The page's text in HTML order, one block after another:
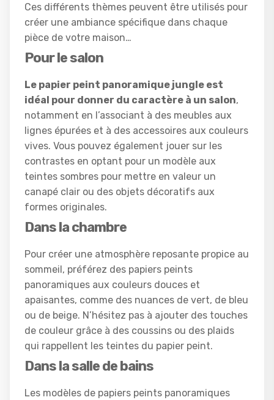
Ces différents thèmes peuvent être utilisés pour
créer une ambiance spécifique dans chaque
pièce de votre maison…
Pour le salon
Le papier peint panoramique jungle est
idéal pour donner du caractère à un salon,
notamment en l’associant à des meubles aux
lignes épurées et à des accessoires aux couleurs
vives. Vous pouvez également jouer sur les
contrastes en optant pour un modèle aux
teintes sombres pour mettre en valeur un
canapé clair ou des objets décoratifs aux
formes originales.
Dans la chambre
Pour créer une atmosphère reposante propice au
sommeil, préférez des papiers peints
panoramiques aux couleurs douces et
apaisantes, comme des nuances de vert, de bleu
ou de beige. N’hésitez pas à ajouter des touches
de couleur grâce à des coussins ou des plaids
qui rappellent les teintes du papier peint.
Dans la salle de bains
Les modèles de papiers peints panoramiques